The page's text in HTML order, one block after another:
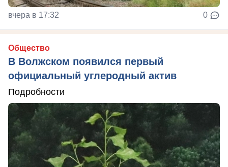
вчера в 17:32 0
Общество
В Волжском появился первый
официальный углеродный актив
Подробности